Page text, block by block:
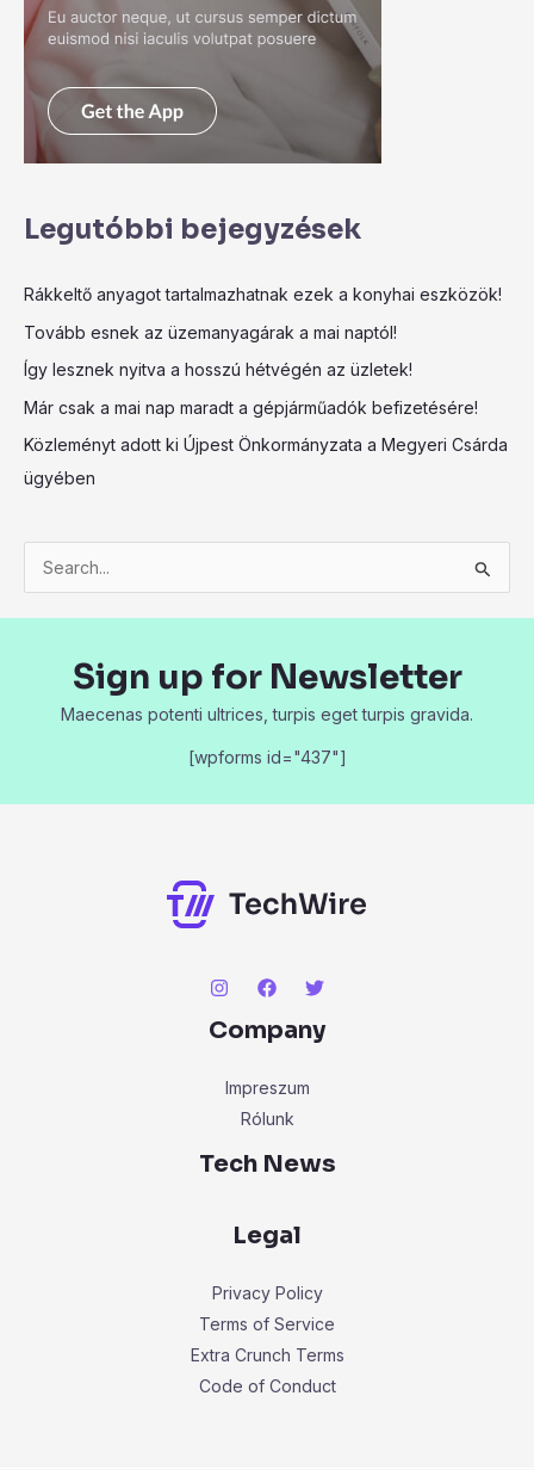
Legutóbbi bejegyzések
Rákkeltő anyagot tartalmazhatnak ezek a konyhai eszközök!
Tovább esnek az üzemanyagárak a mai naptól!
Így lesznek nyitva a hosszú hétvégén az üzletek!
Már csak a mai nap maradt a gépjárműadók befizetésére!
Közleményt adott ki Újpest Önkormányzata a Megyeri Csárda
ügyében
o
Sign up for Newsletter
Maecenas potenti ultrices, turpis eget turpis gravida.
[wpforms id="437"]
Company
Impreszum
Rólunk
Tech News
Legal
Privacy Policy
Terms of Service
Extra Crunch Terms
Code of Conduct